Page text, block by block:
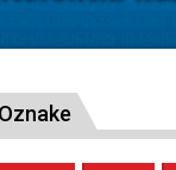
Oznake